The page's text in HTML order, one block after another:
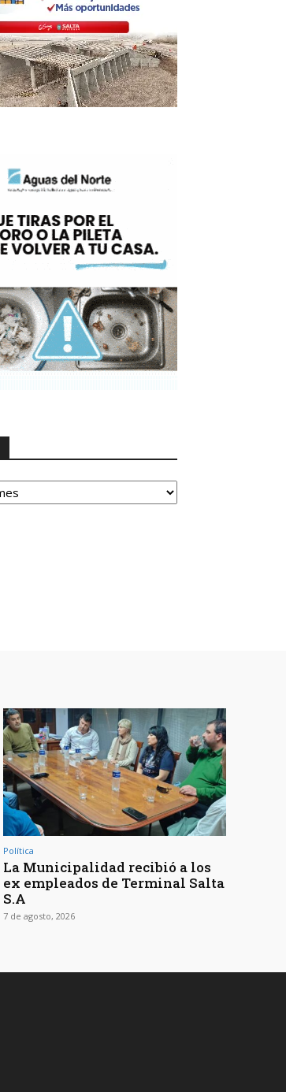
Política
La Municipalidad recibió a los
ex empleados de Terminal Salta
S.A
7 de agosto, 2026